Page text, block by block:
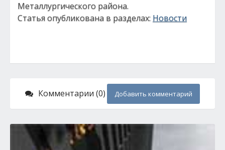
Металлургического района.
Статья опубликована в разделах: Новости
Комментарии (0) Добавить комментарий